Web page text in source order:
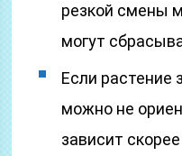
резкой смены
могут
Если растение
можно не
зависит